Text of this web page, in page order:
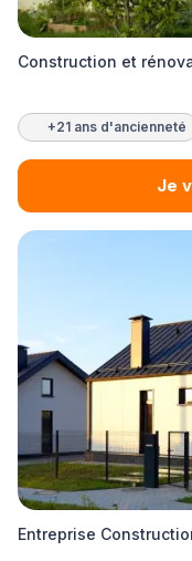
Construction et
+21 ans d'ancienneté
Je
Entreprise